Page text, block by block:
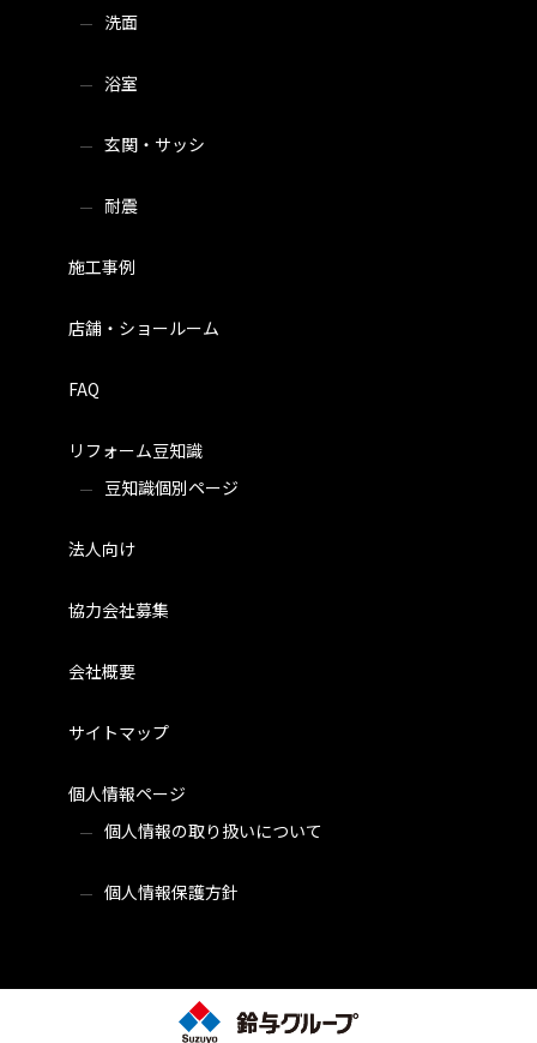
洗面
浴室
玄関・サッシ
耐震
施工事例
店舗・ショールーム
FAQ
リフォーム豆知識
豆知識個別ページ
法人向け
協力会社募集
会社概要
サイトマップ
個人情報ページ
個人情報の取り扱いについて
個人情報保護方針